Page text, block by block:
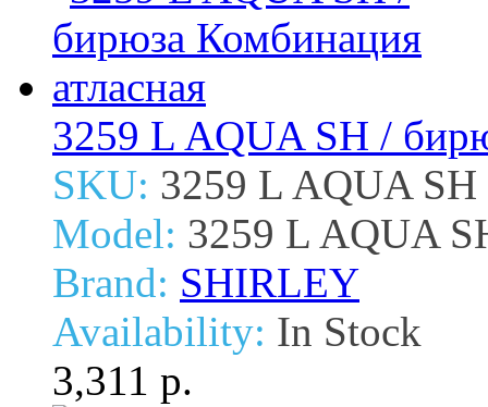
3259 L AQUA SH /
SKU: 3259 L AQUA SH
Model: 3259 L AQUA
Brand: SHIRLEY
Availability: In Stock
3,311 р.